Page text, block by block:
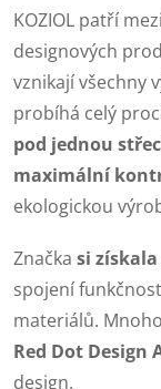
v
l
á
d
a
c
í
p
KOZIOL patří
designových
vznikají všechny
probíhá celý
pod jednou
maximální
ekologickou
Značka si
spojení
materiálů.
Red Dot Design
design.